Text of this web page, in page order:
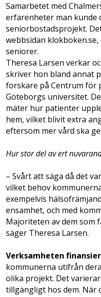
Samarbetet med
erfarenheter man kunde
seniorbostadsprojekt.
webbsidan
seniorer.
Theresa Larsen verkar
skriver hon bland annat
forskare på Centrum för
Göteborgs universitet.
mäter hur patienter
hem, vilket blivit extra
eftersom mer vård ska
Hur stor del av ert
– Svårt att säga då det
vilket behov
exempelvis
ensamhet, och med
Majoriteten av dem som
säger Theresa Larsen.
Verksamheten
kommunerna utifrån
olika projekt. Det
tillgängligt hos dem. När